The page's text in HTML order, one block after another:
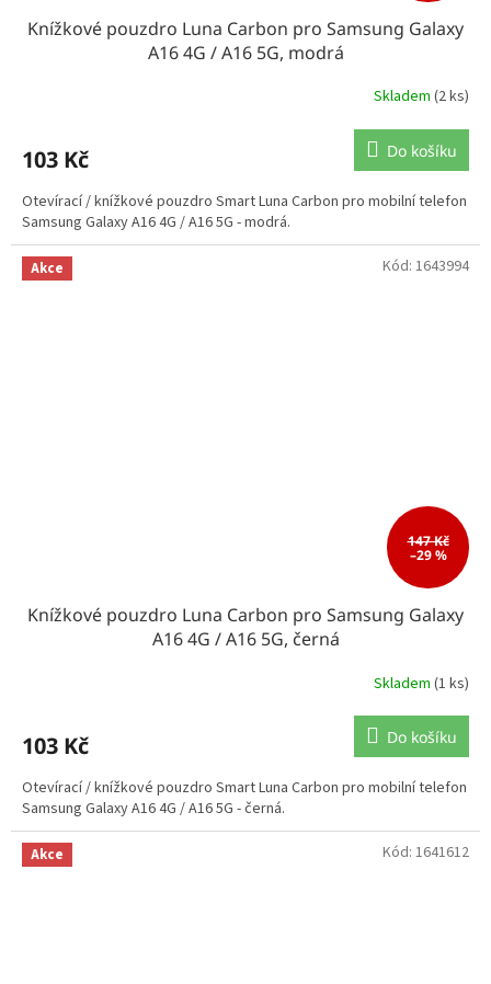
Knížkové pouzdro Luna Carbon pro Samsung Galaxy
A16 4G / A16 5G, modrá
Skladem (2 ks)
103 Kč Do košíku
Otevírací / knížkové pouzdro Smart Luna Carbon pro mobilní telefon
Samsung Galaxy A16 4G / A16 5G - modrá.
Akce
147 Kč
–29 %
Knížkové pouzdro Luna Carbon pro Samsung Galaxy
A16 4G / A16 5G, černá
Skladem (1 ks)
103 Kč Do košíku
Otevírací / knížkové pouzdro Smart Luna Carbon pro mobilní telefon
Samsung Galaxy A16 4G / A16 5G - černá.
Kód: 1643994
Akce Kód: 1641612